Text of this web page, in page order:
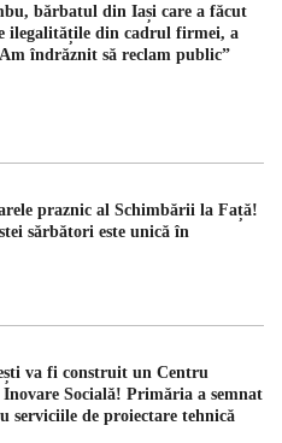
bărbatul din Iași care a făcut
ilegalitățile din cadrul firmei, a
îndrăznit să reclam public”
praznic al Schimbării la Față!
sărbători este unică în
va fi construit un Centru
Socială! Primăria a semnat
serviciile de proiectare tehnică